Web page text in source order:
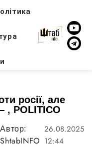
росії, але
, POLITICO
Автор:
ShtabINFO
26.08.2025
12:44